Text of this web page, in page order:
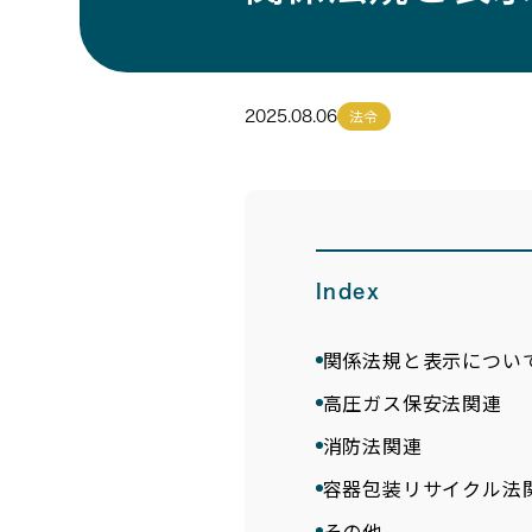
2025.08.06 法令
Index
関係法規と表示につい
高圧ガス保安法関連
消防法関連
容器包装リサイクル法